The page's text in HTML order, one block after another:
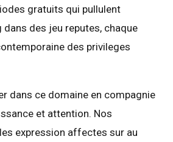
gratuits qui pullulent
dans des jeu reputes, chaque
des privileges
dans ce domaine en compagnie
et attention. Nos
expression affectes sur au